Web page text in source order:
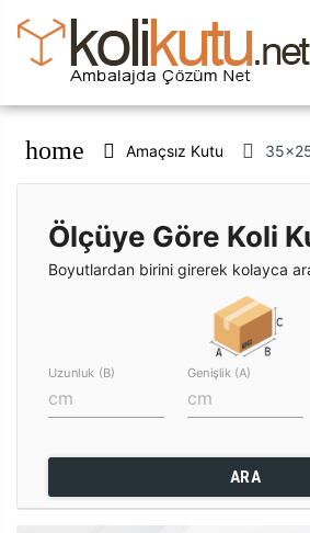
home Amaçsız Kutu
Ölçüye Göre Koli
Boyutlardan birini girerek kolayca
Uzunluk (B) Genişlik (A)
ARA